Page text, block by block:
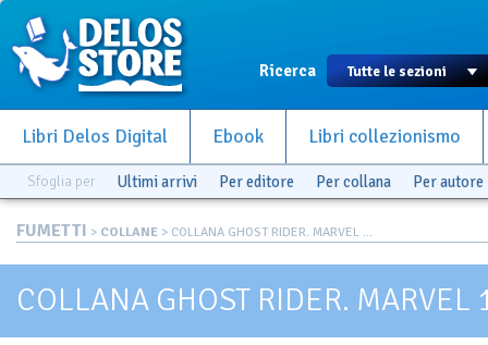
Ricerca
Libri Delos Digital Ebook Libri collezionismo
Sfoglia per Ultimi arrivi Per editore Per collana Per autore
FUMETTI > COLLANE > COLLANA GHOST RIDER. MARVEL ...
COLLANA GHOST RIDER. MARVEL